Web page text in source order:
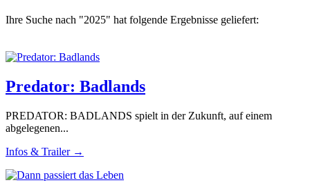
Ihre Suche nach "2025" hat folgende Ergebnisse geliefert:
Predator: Badlands
PREDATOR: BADLANDS spielt in der Zukunft, auf einem
abgelegenen...
Infos & Trailer →